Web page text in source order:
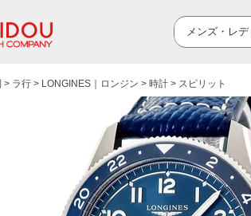
ラ行 LONGINES｜ロンジン 時計 スピリット